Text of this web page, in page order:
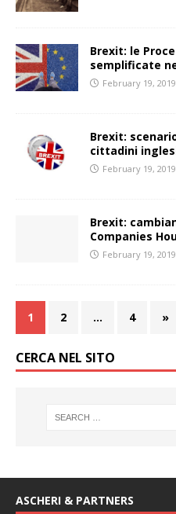
Brexit: le
semplificate
February 19, 2019
Brexit:
cittadini
February 19, 2019
Brexit:
Companies
February 19, 2019
1 2 … 4 »
CERCA NEL SITO
ASCHERI & PARTNERS